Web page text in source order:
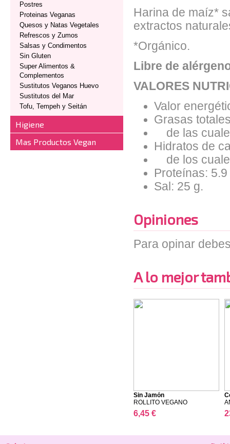
Postres
Proteinas Veganas
Quesos y Natas Vegetales
Refrescos y Zumos
Salsas y Condimentos
Sin Gluten
Super Alimentos &
Complementos
Sustitutos Veganos Huevo
Sustitutos del Mar
Tofu, Tempeh y Seitán
Higiene
Mas Productos Vegan
Harina de maíz*
extractos
*Orgánico.
Libre de
VALORES
Valor
Grasas
de las
Hidratos de
de los
Proteínas: 5.9
Sal: 25 g.
Opiniones
Para opinar
A lo mejor
Sin Jamón
ROLLITO VEGANO
6,45 €